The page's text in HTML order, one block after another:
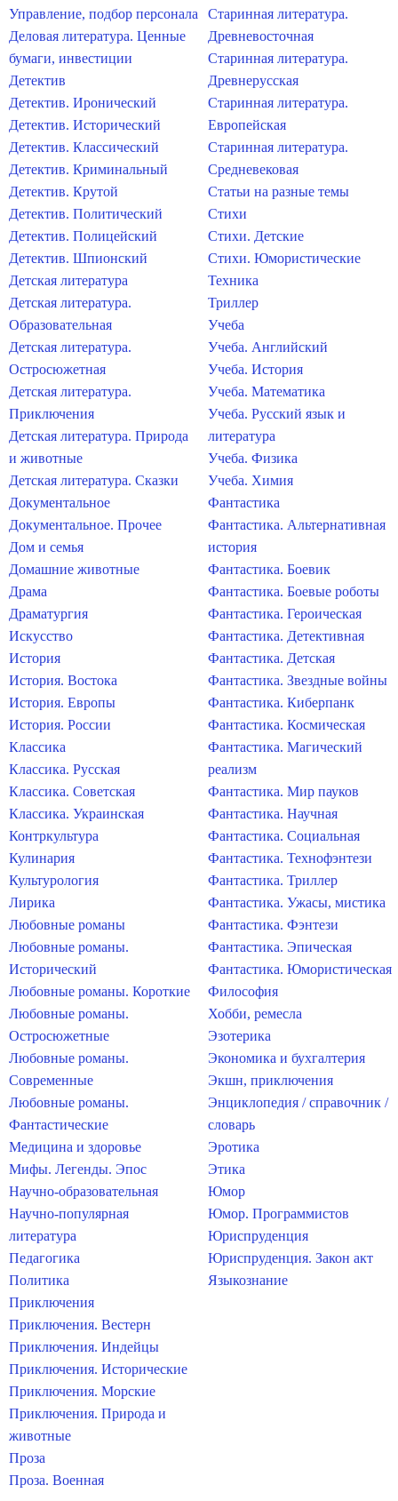
Управление, подбор персонала
Деловая литература. Ценные
бумаги, инвестиции
Детектив
Детектив. Иронический
Детектив. Исторический
Детектив. Классический
Детектив. Криминальный
Детектив. Крутой
Детектив. Политический
Детектив. Полицейский
Детектив. Шпионский
Детская литература
Детская литература.
Образовательная
Детская литература.
Остросюжетная
Детская литература.
Приключения
Детская литература. Природа
и животные
Детская литература. Сказки
Документальное
Документальное. Прочее
Дом и семья
Домашние животные
Драма
Драматургия
Искусство
История
История. Востока
История. Европы
История. России
Классика
Классика. Русская
Классика. Советская
Классика. Украинская
Контркультура
Кулинария
Культурология
Лирика
Любовные романы
Любовные романы.
Исторический
Любовные романы. Короткие
Любовные романы.
Остросюжетные
Любовные романы.
Современные
Любовные романы.
Фантастические
Медицина и здоровье
Мифы. Легенды. Эпос
Научно-образовательная
Научно-популярная
литература
Педагогика
Политика
Приключения
Приключения. Вестерн
Приключения. Индейцы
Приключения. Исторические
Приключения. Морские
Приключения. Природа и
животные
Проза
Проза. Военная
Старинная литература.
Древневосточная
Старинная литература.
Древнерусская
Старинная литература.
Европейская
Старинная литература.
Средневековая
Статьи на разные темы
Стихи
Стихи. Детские
Стихи. Юмористические
Техника
Триллер
Учеба
Учеба. Английский
Учеба. История
Учеба. Математика
Учеба. Русский язык и
литература
Учеба. Физика
Учеба. Химия
Фантастика
Фантастика. Альтернативная
история
Фантастика. Боевик
Фантастика. Боевые роботы
Фантастика. Героическая
Фантастика. Детективная
Фантастика. Детская
Фантастика. Звездные войны
Фантастика. Киберпанк
Фантастика. Космическая
Фантастика. Магический
реализм
Фантастика. Мир пауков
Фантастика. Научная
Фантастика. Социальная
Фантастика. Технофэнтези
Фантастика. Триллер
Фантастика. Ужасы, мистика
Фантастика. Фэнтези
Фантастика. Эпическая
Фантастика. Юмористическая
Философия
Хобби, ремесла
Эзотерика
Экономика и бухгалтерия
Экшн, приключения
Энциклопедия / справочник /
словарь
Эротика
Этика
Юмор
Юмор. Программистов
Юриспруденция
Юриспруденция. Закон акт
Языкознание